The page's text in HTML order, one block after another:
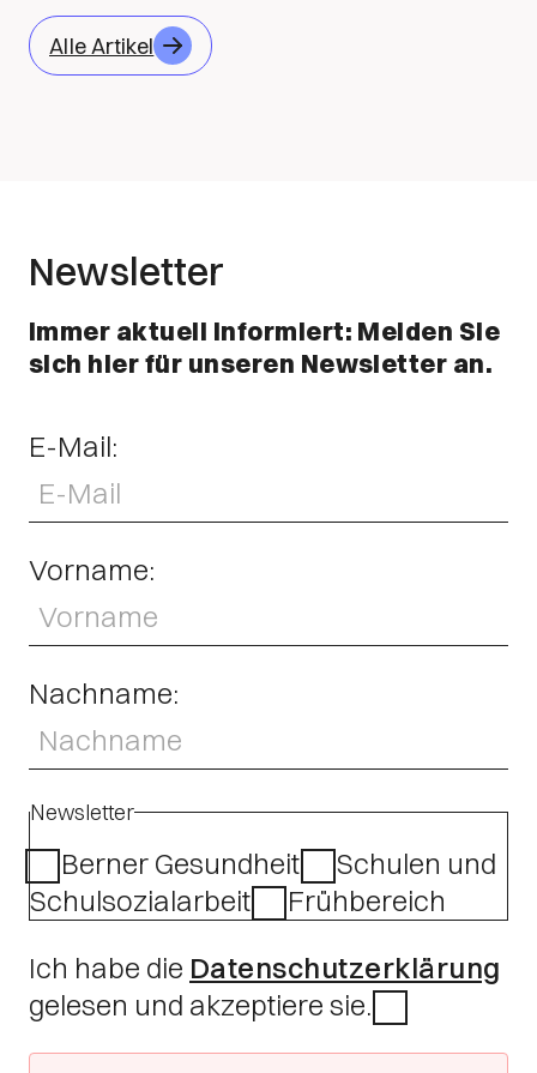
Alle Artikel
Newsletter
Immer aktuell informiert: Melden Sie
sich hier für unseren Newsletter an.
E-Mail:
Vorname:
Nachname:
Newsletter
Berner Gesundheit
Schulen und
Schulsozialarbeit
Frühbereich
Ich habe die Datenschutzerklärung
gelesen und akzeptiere sie.